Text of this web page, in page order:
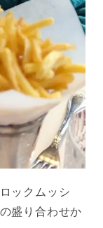
ックムッシ
盛り合わせか